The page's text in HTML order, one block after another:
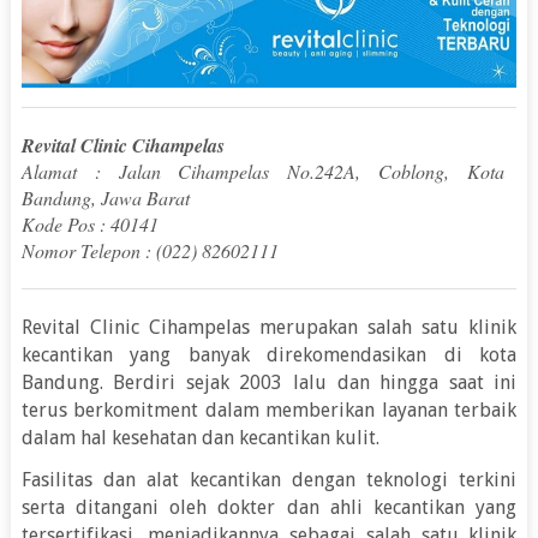
Revital Clinic Cihampelas
Alamat : Jalan Cihampelas No.242A, Coblong, Kota
Bandung, Jawa Barat
Kode Pos : 40141
Nomor Telepon : (022) 82602111
Revital Clinic Cihampelas merupakan salah satu klinik
kecantikan yang banyak direkomendasikan di kota
Bandung. Berdiri sejak 2003 lalu dan hingga saat ini
terus berkomitment dalam memberikan layanan terbaik
dalam hal kesehatan dan kecantikan kulit.
Fasilitas dan alat kecantikan dengan teknologi terkini
serta ditangani oleh dokter dan ahli kecantikan yang